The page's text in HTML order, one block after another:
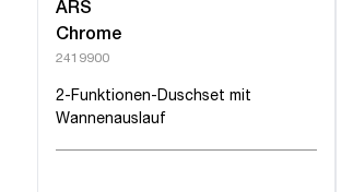
ARS
Chrome
2419900
2-Funktionen-Duschset mit
Wannenauslauf